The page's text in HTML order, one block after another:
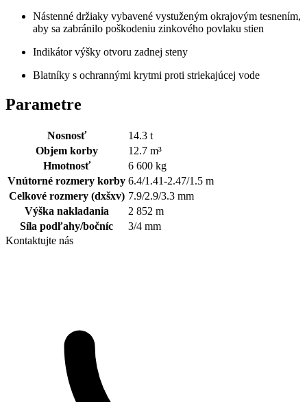
Nástenné držiaky vybavené vystuženým okrajovým tesnením,
aby sa zabránilo poškodeniu zinkového povlaku stien
Indikátor výšky otvoru zadnej steny
Blatníky s ochrannými krytmi proti striekajúcej vode
Parametre
Nosnosť 14.3 t
Objem korby
12.7 m³
Hmotnosť
6 600 kg
Vnútorné rozmery korby 6.4/1.41-2.47/1.5 m
Celkové rozmery (dxšxv) 7.9/2.9/3.3 mm
Výška nakladania
2 852 m
Síla podľahy/bočníc
3/4 mm
Kontaktujte nás